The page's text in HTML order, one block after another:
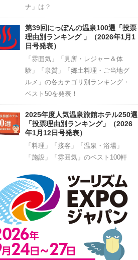
ナ」は？
第39回にっぽんの温泉100選「投票
理由別ランキング 」（2026年1月1
日号発表）
「雰囲気」「見所・レジャー＆体
験」「泉質」「郷土料理・ご当地グ
ルメ」の各カテゴリ別ランキング・
ベスト50を発表！
2025年度人気温泉旅館ホテル250選
「投票理由別ランキング」（2026
年1月12日号発表）
「料理」「接客」「温泉・浴場」
「施設」「雰囲気」のベスト100軒